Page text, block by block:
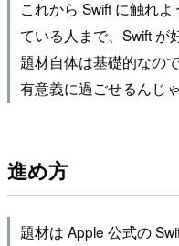
これから Swift に触れ
ている人まで、Swift が
題材自体は基礎的なの
有意義に過ごせるんじ
進め方
題材は Apple 公式の